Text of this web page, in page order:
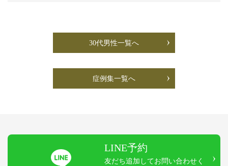
30代男性一覧へ
症例集一覧へ
LINE予約
友だち追加してお問い合わせく